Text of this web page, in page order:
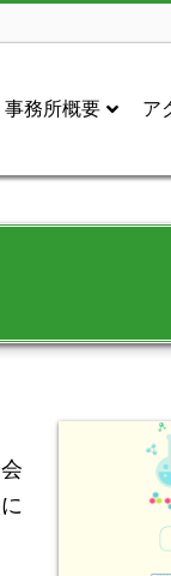
事務所概要 ア